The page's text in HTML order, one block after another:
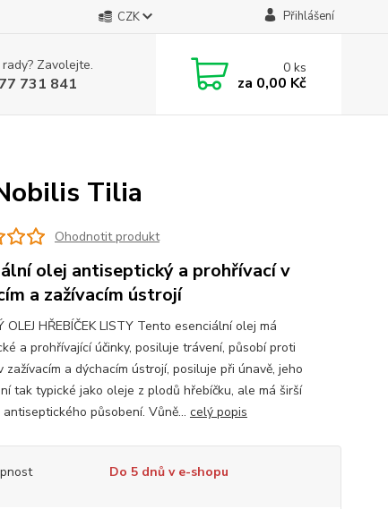
CZK Přihlášení
Zavolejte.
731 841
0ks
za 0,00 Kč
Tilia
Ohodnotit produkt
olej antiseptický a prohřívací v
a zažívacím ústrojí
OLEJ HŘEBÍČEK LISTY Tento esenciální olej má
a prohřívající účinky, posiluje trávení, působí proti
zažívacím a dýchacím ústrojí, posiluje při únavě, jeho
tak typické jako oleje z plodů hřebíčku, ale má širší
působení. Vůně... celý popis
Do 5 dnů v e-shopu